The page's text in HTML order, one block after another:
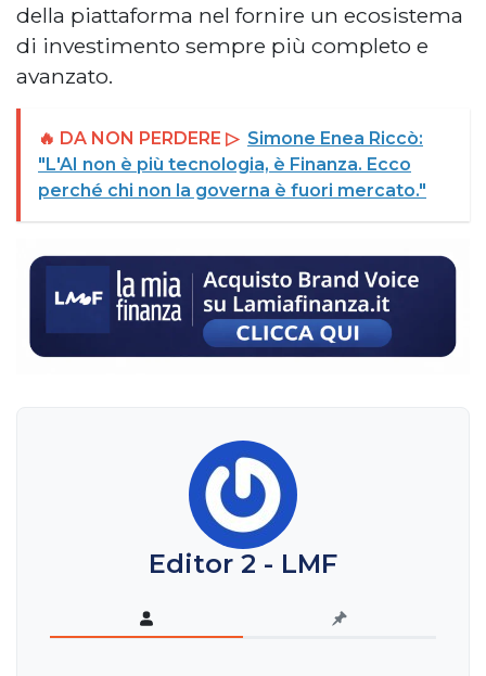
della piattaforma nel fornire un ecosistema
di investimento sempre più completo e
avanzato.
🔥 DA NON PERDERE ▷ Simone Enea Riccò:
"L'AI non è più tecnologia, è Finanza. Ecco
perché chi non la governa è fuori mercato."
Editor 2 - LMF